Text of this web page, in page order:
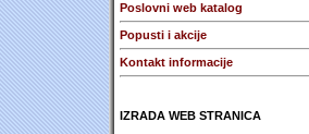
Poslovni web katalog
Popusti i akcije
Kontakt informacije
IZRADA WEB STRANICA